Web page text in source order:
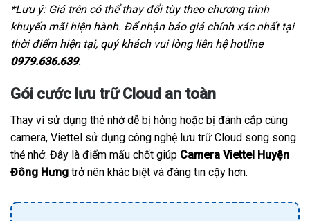
*Lưu ý: Giá trên có thể thay đổi tùy theo chương trình
khuyến mãi hiện hành. Để nhận báo giá chính xác nhất tại
thời điểm hiện tại, quý khách vui lòng liên hệ hotline
0979.636.639.
Gói cước lưu trữ Cloud an toàn
Thay vì sử dụng thẻ nhớ dễ bị hỏng hoặc bị đánh cắp cùng
camera, Viettel sử dụng công nghệ lưu trữ Cloud song song
thẻ nhớ. Đây là điểm mấu chốt giúp Camera Viettel Huyện
Đông Hưng trở nên khác biệt và đáng tin cậy hơn.